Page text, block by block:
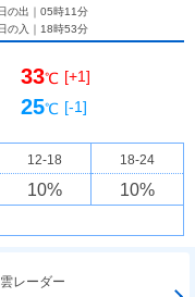
の出｜ 05時11分
の入｜ 18時53分
33℃ [+1]
25℃ [-1]
12-18 18-24
10% 10%
レーダー